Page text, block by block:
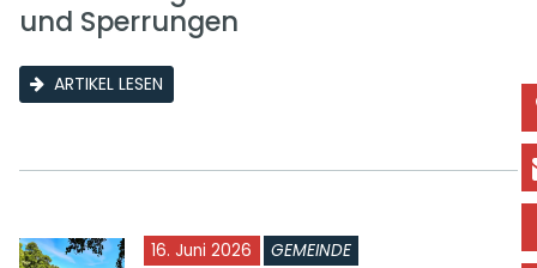
und Sperrungen
ARTIKEL LESEN
16. Juni 2026 GEMEINDE